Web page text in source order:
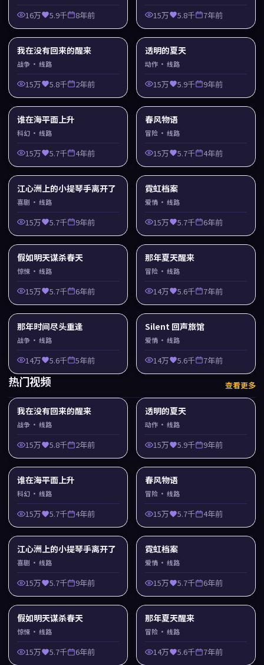
16万 5.9千 8年前 15万 5.8千 7年前
我在没有回来的醒来
战争 · 线路
15万 5.8千 2年前
透明的夏天
动作 · 线路
15万 5.9千 9年前
谁在海平面上升
科幻 · 线路
15万 5.7千 4年前
春风物语
冒险 · 线路
15万 5.7千 4年前
江心洲上的小提琴手离开了
喜剧 · 线路
15万 5.7千 9年前
霓虹档案
爱情 · 线路
15万 5.7千 6年前
假如明天谋杀春天
惊悚 · 线路
15万 5.7千 6年前
那年夏天醒来
冒险 · 线路
14万 5.6千 7年前
那年时间尽头重逢
战争 · 线路
14万 5.6千 5年前
Silent 回声旅馆
爱情 · 线路
14万 5.6千 7年前
热门视频 查看更多
我在没有回来的醒来
战争 · 线路
15万 5.8千 2年前
透明的夏天
动作 · 线路
15万 5.9千 9年前
谁在海平面上升
科幻 · 线路
15万 5.7千 4年前
春风物语
冒险 · 线路
15万 5.7千 4年前
江心洲上的小提琴手离开了
喜剧 · 线路
15万 5.7千 9年前
霓虹档案
爱情 · 线路
15万 5.7千 6年前
假如明天谋杀春天
惊悚 · 线路
15万 5.7千 6年前
那年夏天醒来
冒险 · 线路
14万 5.6千 7年前